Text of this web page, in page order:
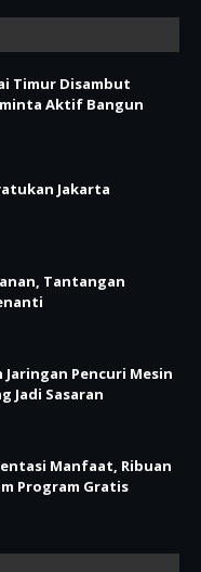
Timur Disambut
Aktif Bangun
Jakarta
Tantangan
Pencuri Mesin
Jadi Sasaran
Manfaat, Ribuan
Program Gratis